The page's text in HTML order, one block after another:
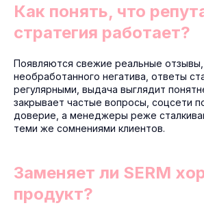
Как понять, что
стратегия работает?
Появляются свежие реальные
необработанного негатива, ответы
регулярными, выдача выглядит
закрывает частые вопросы, соцсети
доверие, а менеджеры реже
теми же сомнениями клиентов.
Заменяет ли SERM
продукт?